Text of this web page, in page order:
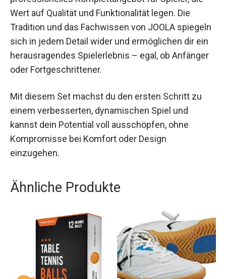
Wert auf Qualität und Funktionalität legen. Die
Tradition und das Fachwissen von JOOLA
spiegeln sich in jedem Detail wider und
ermöglichen dir ein herausragendes Spielerlebnis
– egal, ob Anfänger oder Fortgeschrittener.
einem verbesserten, dynamischen Spiel und
kannst dein Potential voll ausschöpfen, ohne
Kompromisse bei Komfort oder Design
einzugehen.
Ähnliche Produkte